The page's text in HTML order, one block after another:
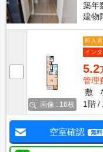
築年
建物
画像 : 16枚
即入居
イン
5.2
管理
敷
1階
空室確認 無料